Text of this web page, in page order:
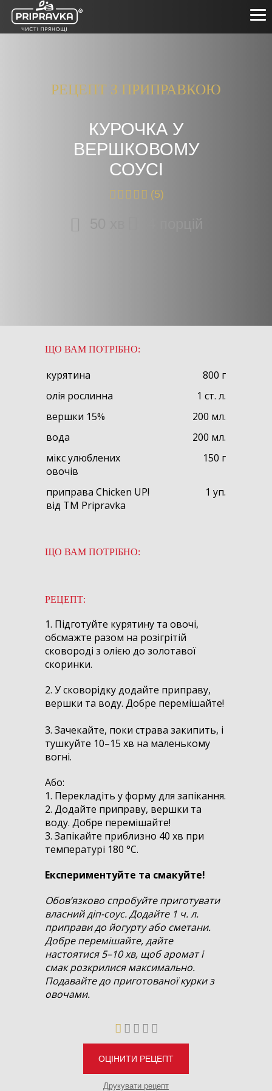
ПРОДУКТИ
0-800-21-26-76
+38(057) 777-61-23
РЕЦЕПТ З ПРИПРАВКОЮ
КУРОЧКА У
ВЕРШКОВОМУ
СОУСІ
(5)
ЩО ВАМ ПОТРІБНО:
курятина
800 г
олія рослинна
1 ст. л.
вершки 15%
200 мл.
вода
200 мл.
мікс улюблених
овочів
150 г
приправа Chicken UP!
від TM Pripravka
1 уп.
ЩО ВАМ ПОТРІБНО:
РЕЦЕПТ:
1. Підготуйте курятину та овочі,
обсмажте разом на розігрітій
сковороді з олією до золотавої
скоринки.
2. У сковорідку додайте приправу,
вершки та воду. Добре перемішайте!
3. Зачекайте, поки страва закипить, і
тушкуйте 10–15 хв на маленькому
вогні.
Або:
1. Перекладіть у форму для запікання.
2. Додайте приправу, вершки та
воду. Добре перемішайте!
3. Запікайте приблизно 40 хв при
температурі 180 °C.
Експериментуйте та смакуйте!
Обов’язково спробуйте приготувати
власний діп-соус. Додайте 1 ч. л.
приправи до йогурту або сметани.
Добре перемішайте, дайте
настоятися 5–10 хв, щоб аромат і
смак розкрилися максимально.
Подавайте до приготованої курки з
овочами.
ОЦІНИТИ РЕЦЕПТ
Друкувати рецепт